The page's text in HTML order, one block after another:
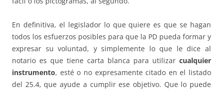
En definitiva, el legislador lo que quiere es que se hagan
todos los esfuerzos posibles para que la PD pueda formar y
expresar su voluntad, y simplemente lo que le dice al
notario es que tiene carta blanca para utilizar cualquier
instrumento, esté o no expresamente citado en el listado
del 25.4, que ayude a cumplir ese objetivo. Que lo puede